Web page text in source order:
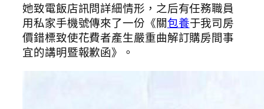
她致電飯店訊問詳細情形，之后有任務職員
用私家手機號傳來了一份《關包養于我司房
價錯標致使花費者產生嚴重曲解訂購房間事
宜的講明暨報歉函》。